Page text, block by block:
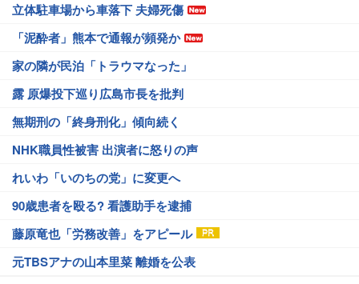
立体駐車場から車落下 夫婦死傷
「泥酔者」熊本で通報が頻発か
家の隣が民泊「トラウマなった」
露 原爆投下巡り広島市長を批判
無期刑の「終身刑化」傾向続く
NHK職員性被害 出演者に怒りの声
れいわ「いのちの党」に変更へ
90歳患者を殴る? 看護助手を逮捕
藤原竜也「労務改善」をアピール
元TBSアナの山本里菜 離婚を公表